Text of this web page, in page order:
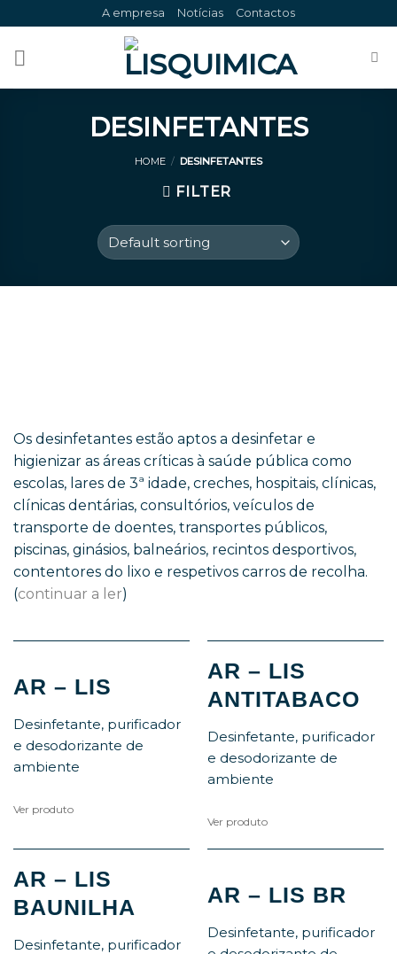
to
content
A empresa Notícias Contactos
DESINFETANTES
HOME / DESINFETANTES
FILTER
Os desinfetantes estão aptos a desinfetar e
higienizar as áreas críticas à saúde pública como
escolas, lares de 3ª idade, creches, hospitais, clínicas,
clínicas dentárias, consultórios, veículos de
transporte de doentes, transportes públicos,
piscinas, ginásios, balneários, recintos desportivos,
contentores do lixo e respetivos carros de recolha.
(continuar a ler)
AR – LIS
Desinfetante, purificador
e desodorizante de
ambiente
Ver produto
AR – LIS
ANTITABACO
Desinfetante, purificador
e desodorizante de
ambiente
Ver produto
AR – LIS
BAUNILHA
Desinfetante, purificador
AR – LIS BR
Desinfetante, purificador